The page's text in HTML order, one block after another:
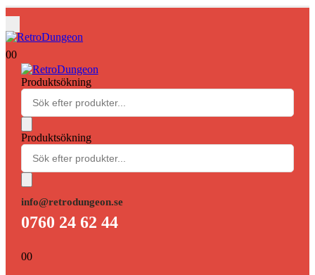
00
Produktsökning
Produktsökning
info@retrodungeon.se
0760 24 62 44
00